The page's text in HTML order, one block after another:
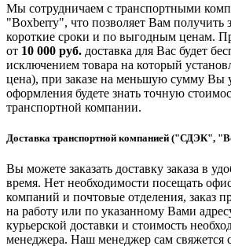
Мы сотрудничаем с транспортными
"Boxberry", что позволяет Вам получить
короткие сроки и по выгодным ценам.
от 10 000 руб. доставка для Вас будет
исключением товара на который
цена), при заказе на меньшую сумму Вы
оформления будете знать точную
транспортной компании.
Доставка транспортной компанией ("СДЭК",
Вы можете заказать доставку заказа в
время. Нет необходимости посещать
компаний и почтовые отделения, заказ
на работу или по указанному Вами
курьерской доставки и стоимость
менеджера. Наш менеджер сам свяжется